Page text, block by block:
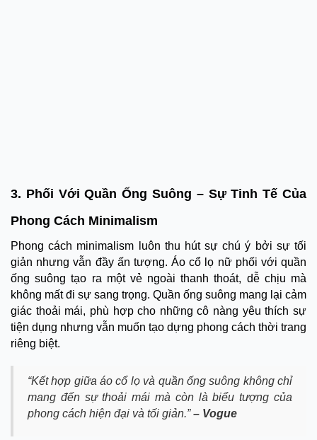
3. Phối Với Quần Ống Suông – Sự Tinh Tế Của
Phong Cách Minimalism
Phong cách minimalism luôn thu hút sự chú ý bởi sự tối
giản nhưng vẫn đầy ấn tượng. Áo cổ lọ nữ phối với quần
ống suông tạo ra một vẻ ngoài thanh thoát, dễ chịu mà
không mất đi sự sang trọng. Quần ống suông mang lại cảm
giác thoải mái, phù hợp cho những cô nàng yêu thích sự
tiện dụng nhưng vẫn muốn tạo dựng phong cách thời trang
riêng biệt.
“Kết hợp giữa áo cổ lọ và quần ống suông không chỉ
mang đến sự thoải mái mà còn là biểu tượng của
phong cách hiện đại và tối giản.”– Vogue